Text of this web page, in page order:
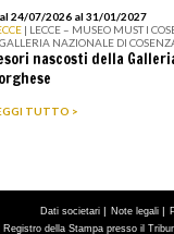
24/07/2026 al 31/01/2027
| LECCE – MUSEO MUST I
NAZIONALE DI
nascosti della
TUTTO >
Dati societari | Note legali |
della Stampa presso il